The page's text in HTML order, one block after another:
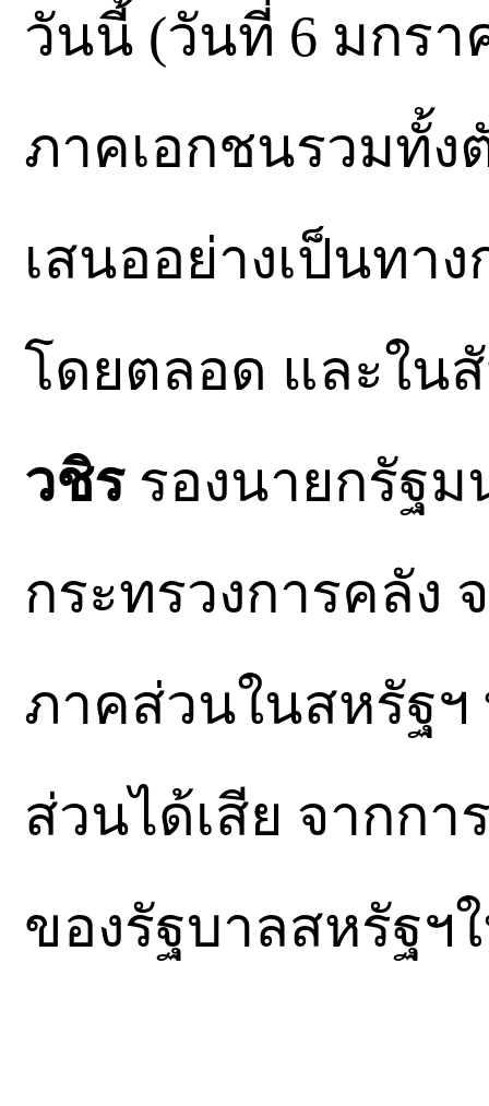
วันนี้ (วันที่ 6 มกรา
ภาคเอกชนรวมทั้ง
เสนออย่างเป็นทา
โดยตลอด และใน
วชิร รองนายกรัฐ
กระทรวงการคลัง
ภาคส่วนในสหรัฐฯ
ส่วนได้เสีย จากก
ของรัฐบาลสหรัฐฯ